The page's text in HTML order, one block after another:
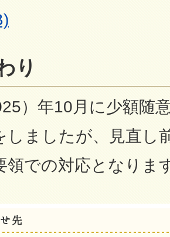
り
）年10月に少額随
しましたが、見直し
領での対応となりま